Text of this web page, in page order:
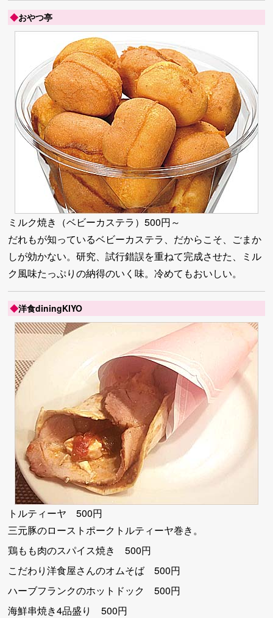
◆おやつ亭
ミルク焼き（ベビーカステラ）500円～
だれもが知っているベビーカステラ、だからこそ、ごまか
しが効かない。研究、試行錯誤を重ねて完成させた、ミル
ク風味たっぷりの納得のいく味。冷めてもおいしい。
◆洋食diningKIYO
トルティーヤ 500円
三元豚のローストポークトルティーヤ巻き。
鶏もも肉のスパイス焼き 500円
こだわり洋食屋さんのオムそば 500円
ハーブフランクのホットドック 500円
海鮮串焼き4品盛り 500円